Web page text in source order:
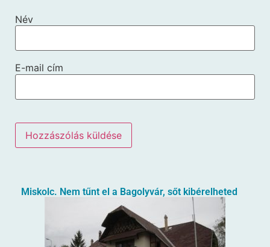
Név
E-mail cím
Miskolc. Nem tűnt el a Bagolyvár, sőt kibérelheted